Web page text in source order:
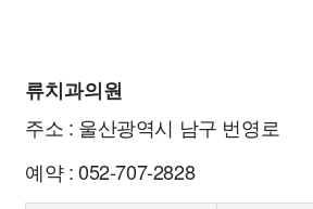
류치과의원
주소 : 울산광역시 남구 번영로
예약 : 052-707-2828